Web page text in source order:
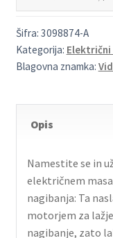
Šifra: 3098874-A
Kategorija: Električni
Blagovna znamka:
Opis
Namestite se in
električnem
nagibanja: Ta
motorjem za
nagibanje, zato